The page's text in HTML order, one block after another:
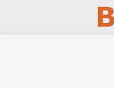
Skip to Main Content